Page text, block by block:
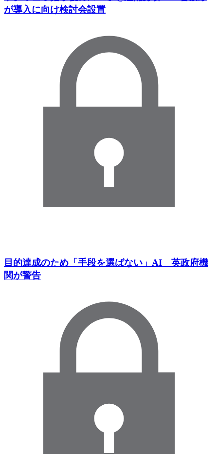
が導入に向け検討会設置
目的達成のため「手段を選ばない」AI 英政府機
関が警告